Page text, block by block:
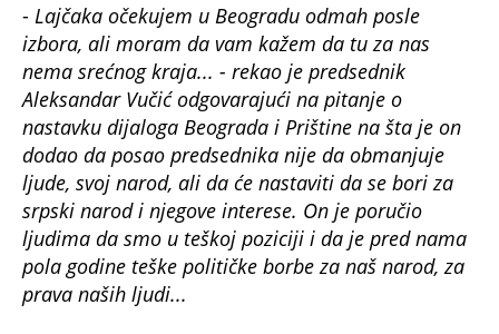
- Lajčaka očekujem u Beogradu odmah posle
izbora, ali moram da vam kažem da tu za nas
nema srećnog kraja... - rekao je predsednik
Aleksandar Vučić odgovarajući na pitanje o
nastavku dijaloga Beograda i Prištine na šta je on
dodao da posao predsednika nije da obmanjuje
ljude, svoj narod, ali da će nastaviti da se bori za
srpski narod i njegove interese. On je poručio
ljudima da smo u teškoj poziciji i da je pred nama
pola godine teške političke borbe za naš narod, za
prava naših ljudi...